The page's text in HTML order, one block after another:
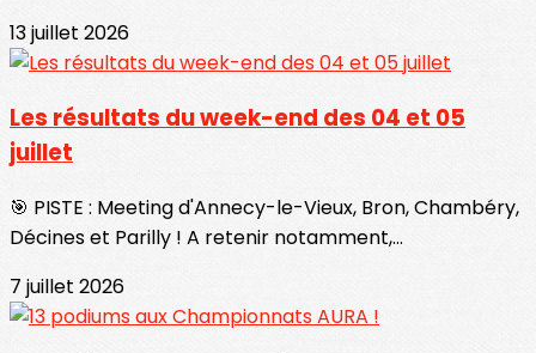
13 juillet 2026
Les résultats du week-end des 04 et 05
juillet
🎯 PISTE : Meeting d'Annecy-le-Vieux, Bron, Chambéry,
Décines et Parilly ! A retenir notamment,...
7 juillet 2026